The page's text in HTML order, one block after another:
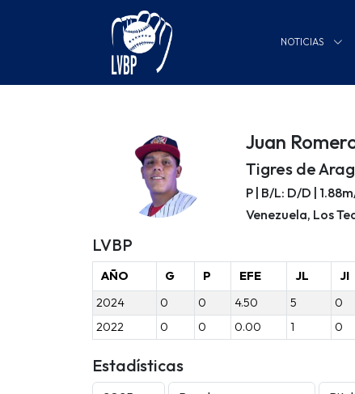
NOTICIAS
Juan
Tigres de
P | B/L: D/D |
Venezuela, Los
LVBP
AÑO G P EFE JL JI
2024
0 0 4.50 5 0
2022
0 0 0.00 1 0
Estadísticas